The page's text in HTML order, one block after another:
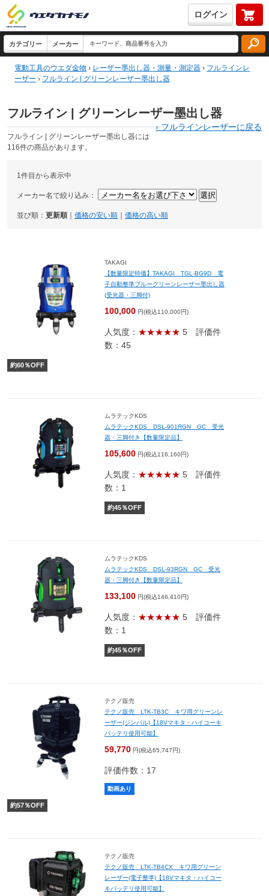
ログイン
電動工具のウエダ金物 › レーザー墨出し器・測量・測定器 › フルラインレ
ーザー › フルライン | グリーンレーザー墨出し器
フルライン | グリーンレーザー墨出し器
› フルラインレーザーに戻る
フルライン | グリーンレーザー墨出し器には
116件の商品があります。
1件目から表示中
メーカー名で絞り込み：
並び順： 更新順 価格の安い順 価格の高い順
TAKAGI
【数量限定特価】TAKAGI TGL-BG9D 電
子自動整準ブルーグリーンレーザー墨出し器
(受光器・三脚付)
100,000 円(税込110,000円)
人気度： ★★★★★ 5 評価件
数：45
約60％OFF
ムラテックKDS
ムラテックKDS DSL-901RGN GC 受光
器・三脚付き【数量限定品】
105,600 円(税込116,160円)
人気度： ★★★★★ 5 評価件
数：1
約45％OFF
ムラテックKDS
ムラテックKDS DSL-93RGN GC 受光
器・三脚付き【数量限定品】
133,100 円(税込146,410円)
人気度： ★★★★★ 5 評価件
数：1
約45％OFF
テクノ販売
テクノ販売 LTK-TB3C キワ用グリーンレ
ーザー(ジンバル)【18Vマキタ・ハイコーキ
バッテリ使用可能】
59,770 円(税込65,747円)
評価件数：17
動画あり
約57％OFF
テクノ販売
テクノ販売 LTK-TB4CX キワ用グリーン
レーザー(電子整準)【18Vマキタ・ハイコー
キバッテリ使用可能】